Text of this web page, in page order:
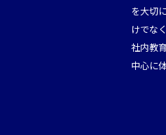
を大切
けでな
社内教
中心に